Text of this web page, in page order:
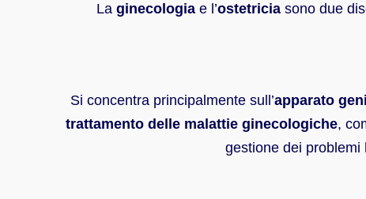
La ginecologia e l’ostetricia sono due
Si concentra principalmente sull’apparato
trattamento delle malattie ginecologiche,
gestione dei